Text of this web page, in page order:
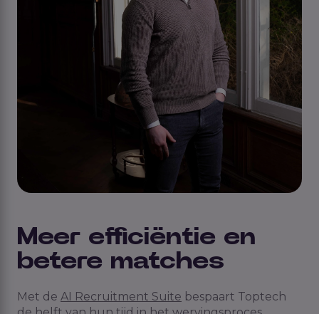
Meer efficiëntie en
betere matches
Met de AI Recruitment Suite bespaart Toptech